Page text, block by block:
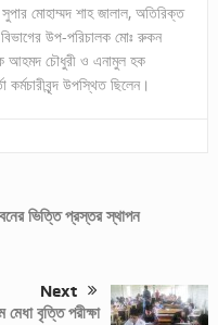
মোহাম্মদ শাহ জালাল, অতিরিক্ত
উপ-পরিচালক মোঃ রুকন
আহমদ চৌধুরী ও এনামুল হক
উপস্থিত ছিলেন।
ভিত্তি প্রস্তর স্থাপন
Next
বৃত্তি পরীক্ষা